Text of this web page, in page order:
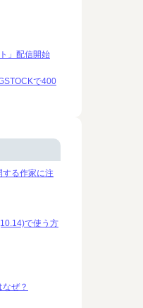
」配信開始
で400
る作家に注
で使う方
ぜ？